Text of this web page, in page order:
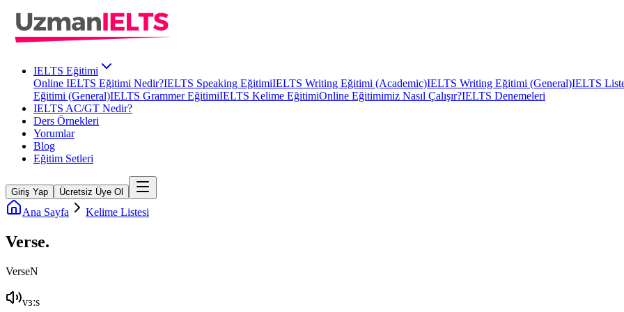
IELTS Eğitimi
Online IELTS Eğitimi Nedir?IELTS Speaking EğitimiIELTS Writing Eğitimi (Academic)IELTS Writing Eğitimi (General)IELTS
Eğitimi (General)IELTS Grammer EğitimiIELTS Kelime EğitimiOnline Eğitimimiz Nasıl Çalışır?IELTS Denemeleri
IELTS AC/GT Nedir?
Ders Örnekleri
Yorumlar
Blog
Eğitim Setleri
Giriş Yap Ücretsiz Üye Ol
Ana Sayfa Kelime Listesi
Verse.
VerseN
vɜːs